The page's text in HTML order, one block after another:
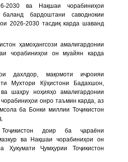
2030 ва Нақшаи чорабиниҳои
бардоштани саводнокии
2026-2030 тасдиқ карда шаванд
ҳамоҳангсози амалигардонии
чорабиниҳои он муайян карда
дахлдор, мақомоти иҷроияи
Мухтори Кӯҳистони Бадахшон,
шаҳру ноҳияҳо амалигардонии
онро таъмин карда, аз
ба Бонки миллии Тоҷикистон
доир ба ҷараёни
ва Нақшаи чорабиниҳои он
Ҷумҳурии Тоҷикистон